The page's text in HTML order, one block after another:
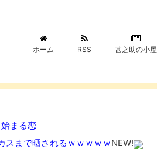
ホーム RSS 甚之助の小屋
まる恋
スまで晒されるｗｗｗｗｗNEW!